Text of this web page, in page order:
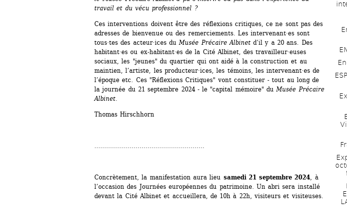
travail et du vécu professionnel ?
Ces interventions doivent être des réflexions critiques, ce ne sont pas des
adresses de bienvenue ou des remerciements. Les intervenant·es sont
tous·tes des acteur·ices du Musée Précaire Albinetd’il y a 20 ans. Des
habitant·es ou ex-habitant·es de la Cité Albinet, des travailleur·euses
sociaux, les "jeunes" du quartier qui ont aidé à la construction et au
maintien, l’artiste, les producteur·ices, les témoins, les intervenant·es de
l’époque etc. Ces "Réflexions Critiques" vont constituer - tout au long de
la journée du 21 septembre 2024 - le "capital mémoire" du Musée Précaire
Albinet
Thomas Hirschhorn
Concrètement, la manifestation aura lieu samedi 21 septembre 2024 , à
l’occasion des Journées européennes du patrimoine. Un abri sera installé
devant la Cité Albinet et accueillera, de 10h à 22h, visiteurs et visiteuses.